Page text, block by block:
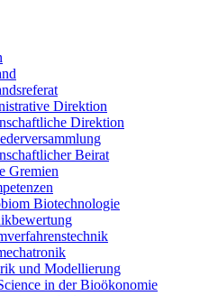
Direktion
Direktion
Beirat
Gremien
Biotechnologie
und Modellierung
in der Bioökonomie